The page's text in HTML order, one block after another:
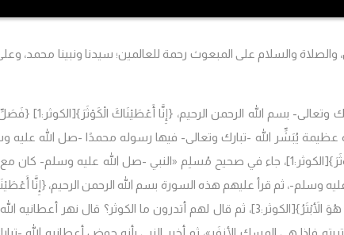
والصلاة والسلام على المبعوث رحمة للعالمين؛ سيدنا ونبينا محمد،
وتعالى- بسم الله الرحمن الرحيم، {إِنَّا أَعْطَيْنَاكَ الْكَوْثَرَ}[الكوثر:1] {فَصَلِّ
سورة عظيمة يُبَشِّر الله -تبارك وتعالى- فيها رسوله محمدًا -صل الله
[الكوثر:1]، جاء في صحيح مُسلِم
«النبي -صل الله عليه وسلم- كان مع
وسلم-، ثم قرأ عليهم هذه السورة بسم الله الرحمن الرحيم، {إِنَّا
الأَبْتَرُ}[الكوثر:3] ، ثم قال لهم أتدرون ما الكوثر؟ قال نهر أعطانيه
فإذا هي المِسك الأزفَر»، ثم أخبر النبي بأنه حوض أعطانيه الله -